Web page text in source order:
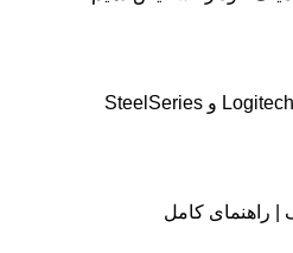
راهنمای کامل